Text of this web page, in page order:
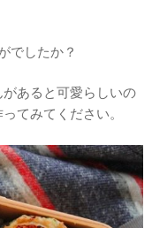
でしたか？
あると可愛らしいの
てみてください。